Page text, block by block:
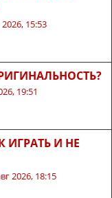
2026, 15:53
19:51
ИГРАТЬ И НЕ
2026, 18:15